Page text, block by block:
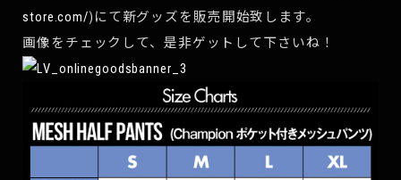
store.com/)にて新グッズを販売開始致します。
画像をチェックして、是非ゲットして下さいね！